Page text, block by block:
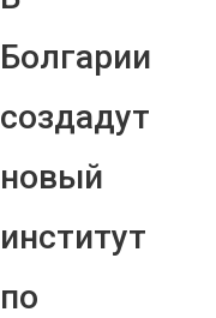
Болгарии
создадут
новый
институт
по